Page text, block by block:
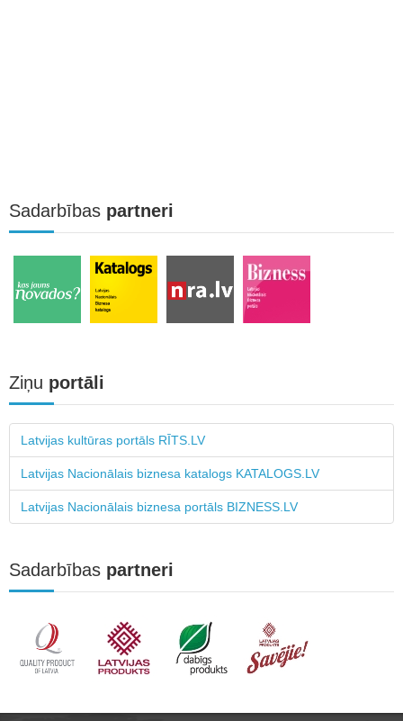
Sadarbības partneri
Ziņu portāli
Latvijas kultūras portāls RĪTS.LV
Latvijas Nacionālais biznesa katalogs KATALOGS.LV
Latvijas Nacionālais biznesa portāls BIZNESS.LV
Sadarbības partneri